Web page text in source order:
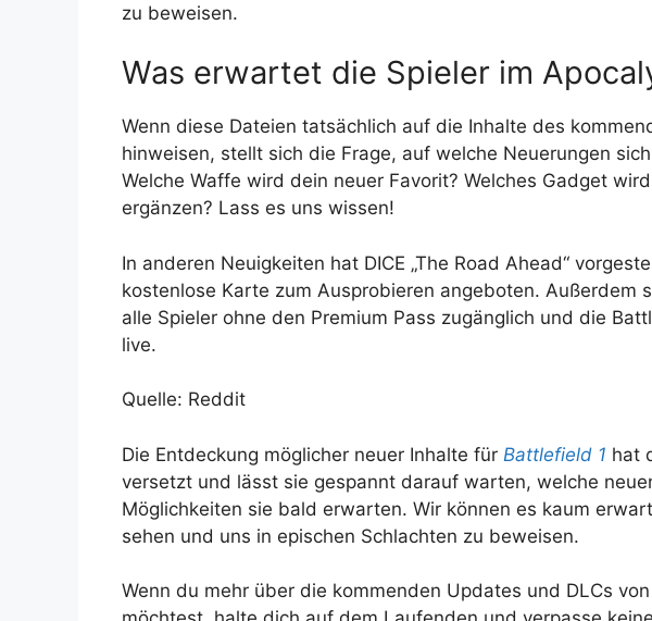
zu beweisen.
Was erwartet die Spieler im
Wenn diese Dateien tatsächlich auf die Inhalte des
hinweisen, stellt sich die Frage, auf welche Neuerungen
Welche Waffe wird dein neuer Favorit? Welches Gadget
ergänzen? Lass es uns wissen!
In anderen Neuigkeiten hat DICE „The Road Ahead“
kostenlose Karte zum Ausprobieren angeboten. Außerdem
alle Spieler ohne den Premium Pass zugänglich und die
live.
Quelle: Reddit
Die Entdeckung möglicher neuer Inhalte für Battlefield 1 hat
versetzt und lässt sie gespannt darauf warten, welche
Möglichkeiten sie bald erwarten. Wir können es kaum
sehen und uns in epischen Schlachten zu beweisen.
Wenn du mehr über die kommenden Updates und DLCs von